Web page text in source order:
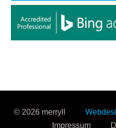
© 2026 merryll
Impressum